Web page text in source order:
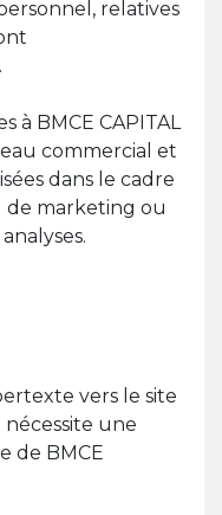
relatives
à BMCE CAPITAL
commercial et
dans le cadre
de marketing ou
vers le site
une
de BMCE